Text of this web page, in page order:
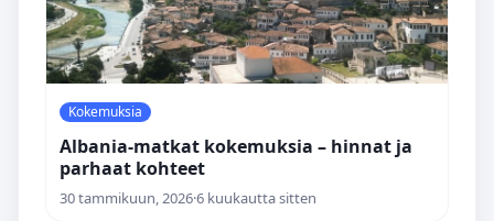
Kokemuksia
Albania-matkat kokemuksia – hinnat ja
parhaat kohteet
30 tammikuun, 2026·6 kuukautta sitten